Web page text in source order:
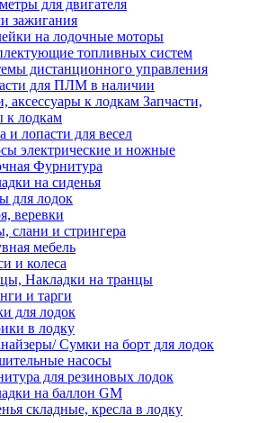
для двигателя
зажигания
на лодочные моторы
топливных систем
дистанционного управления
для ПЛМ в наличии
Запчасти,
к лодкам
и лопасти для весел
электрические и ножные
Фурнитура
на сиденья
для лодок
веревки
слани и стрингера
мебель
и колеса
Накладки на транцы
и тарги
для лодок
в лодку
Сумки на борт для лодок
насосы
для резиновых лодок
на баллон GM
складные, кресла в лодку